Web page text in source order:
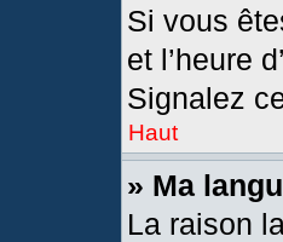
Si vous
et l’heure
Signalez
Haut
» Ma
La raison